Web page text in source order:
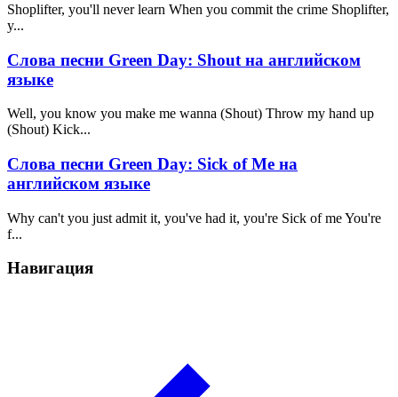
Shoplifter, you'll never learn When you commit the crime Shoplifter,
y...
Слова песни Green Day: Shout на английском
языке
Well, you know you make me wanna (Shout) Throw my hand up
(Shout) Kick...
Слова песни Green Day: Sick of Me на
английском языке
Why can't you just admit it, you've had it, you're Sick of me You're
f...
Навигация